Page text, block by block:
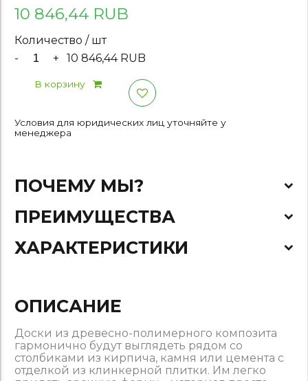
10 846,44 RUB
Количество / шт
-
+ 10 846,44 RUB
В корзину
Условия для юридических лиц уточняйте у
менеджера
ПОЧЕМУ МЫ?
ПРЕИМУЩЕСТВА
ХАРАКТЕРИСТИКИ
ОПИСАНИЕ
Доски из древесно-полимерного композита
гармонично будут выглядеть рядом со
столбиками из кирпича, камня или цемента с
отделкой из клинкерной плитки. Им легко